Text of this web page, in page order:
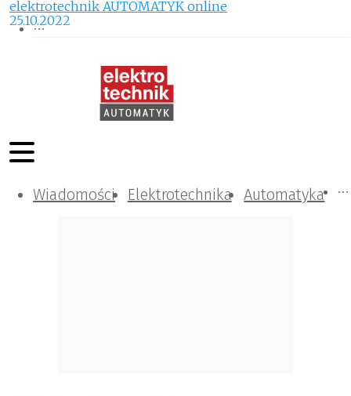
Wiadomości Elektrotechnika Automatyka
Komunikacja i IT
Kontrola
Tematy specjalne
elektrotechnik AUTOMATYK online
25.10.2022